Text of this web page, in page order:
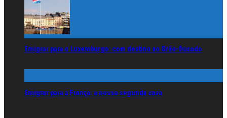
Emigrar para o Luxemburgo: com destino ao Grão-Ducado
Emigrar para a França: a nossa segunda casa